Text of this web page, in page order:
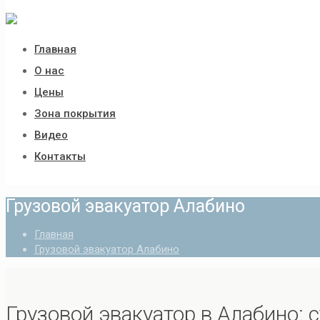
Главная
О нас
Цены
Зона покрытия
Видео
Контакты
Грузовой эвакуатор Алабино
Главная
Грузовой эвакуатор Алабино
Грузовой эвакуатор в Алабино: